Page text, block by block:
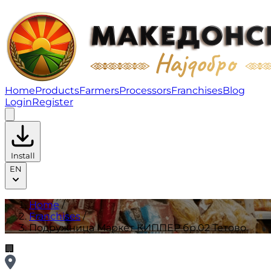
Подружница Маркет КИППЕР бр.02 Тетово |
HomeProductsFarmersProcessorsFranchisesBlog
LoginRegister
Install
EN
Home/
Franchises/
Подружница Маркет КИППЕР бр.02 Тетово
🏢